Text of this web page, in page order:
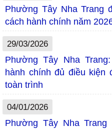
Phường Tây Nha Trang
cách hành chính năm
29/03/2026
Phường Tây Nha
hành chính đủ điều
toàn trình
04/01/2026
Phường Tây Nha